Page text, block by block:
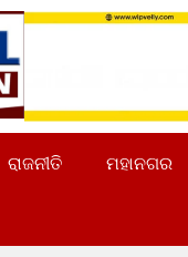
ରାଜନୀତି ମହାନଗର